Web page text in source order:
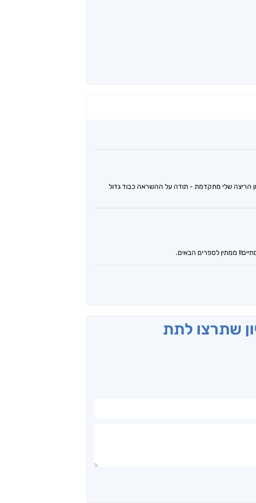
הריצה שלי מתקדמת - תודה על ההשראה כבוד גדול
ממתין לספרים הבאים.
שתרצו לתת